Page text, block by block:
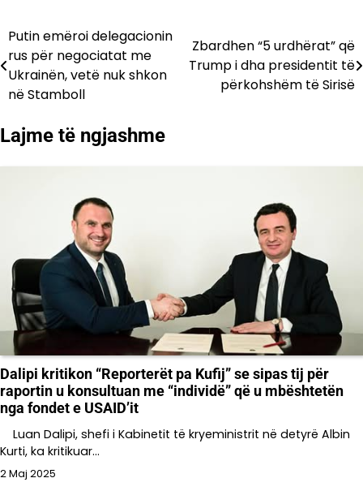
Lëvizje
te
postimet
Putin emëroi delegacionin
rus për negociatat me
Ukrainën, vetë nuk shkon
në Stamboll
Zbardhen “5 urdhërat” që
Trump i dha presidentit të
përkohshëm të Sirisë
Lajme të ngjashme
Dalipi kritikon “Reporterët pa Kufij” se sipas tij për
raportin u konsultuan me “individë” që u mbështetën
nga fondet e USAID’it
Luan Dalipi, shefi i Kabinetit të kryeministrit në detyrë Albin
Kurti, ka kritikuar…
2 Maj 2025